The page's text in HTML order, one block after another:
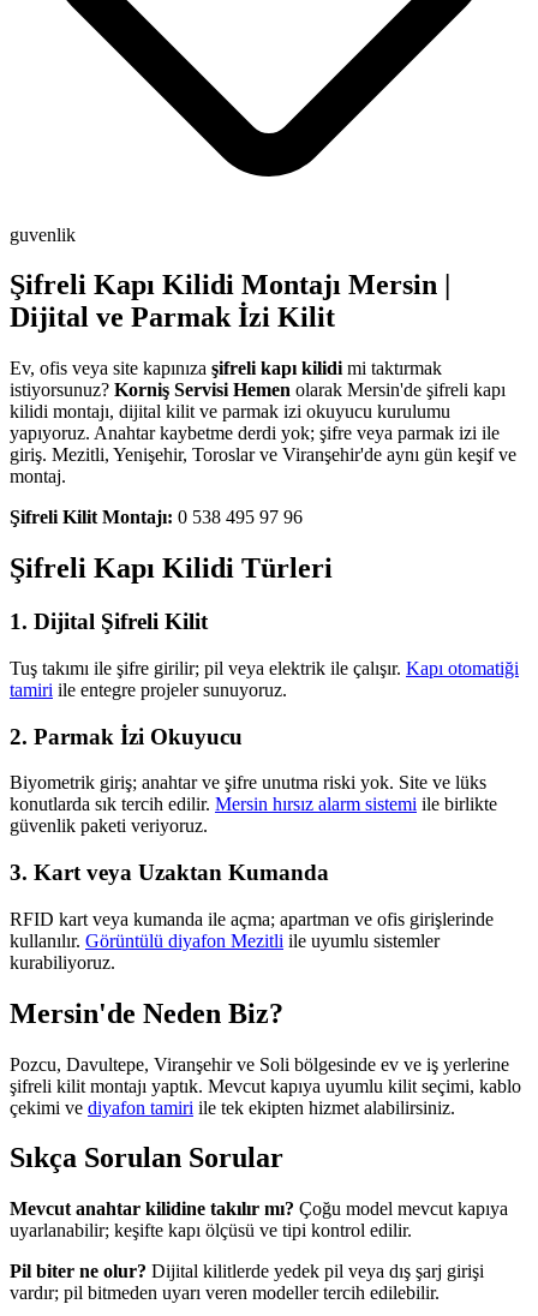
guvenlik
Şifreli Kapı Kilidi Montajı Mersin |
Dijital ve Parmak İzi Kilit
Ev, ofis veya site kapınıza şifreli kapı kilidi mi taktırmak
istiyorsunuz? Korniş Servisi Hemen olarak Mersin'de şifreli kapı
kilidi montajı, dijital kilit ve parmak izi okuyucu kurulumu
yapıyoruz. Anahtar kaybetme derdi yok; şifre veya parmak izi ile
giriş. Mezitli, Yenişehir, Toroslar ve Viranşehir'de aynı gün keşif ve
montaj.
Şifreli Kilit Montajı: 0 538 495 97 96
Şifreli Kapı Kilidi Türleri
1. Dijital Şifreli Kilit
Tuş takımı ile şifre girilir; pil veya elektrik ile çalışır. Kapı otomatiği
tamiri ile entegre projeler sunuyoruz.
2. Parmak İzi Okuyucu
Biyometrik giriş; anahtar ve şifre unutma riski yok. Site ve lüks
konutlarda sık tercih edilir. Mersin hırsız alarm sistemi ile birlikte
güvenlik paketi veriyoruz.
3. Kart veya Uzaktan Kumanda
RFID kart veya kumanda ile açma; apartman ve ofis girişlerinde
kullanılır. Görüntülü diyafon Mezitli ile uyumlu sistemler
kurabiliyoruz.
Mersin'de Neden Biz?
Pozcu, Davultepe, Viranşehir ve Soli bölgesinde ev ve iş yerlerine
şifreli kilit montajı yaptık. Mevcut kapıya uyumlu kilit seçimi, kablo
çekimi ve diyafon tamiri ile tek ekipten hizmet alabilirsiniz.
Sıkça Sorulan Sorular
Mevcut anahtar kilidine takılır mı? Çoğu model mevcut kapıya
uyarlanabilir; keşifte kapı ölçüsü ve tipi kontrol edilir.
Pil biter ne olur? Dijital kilitlerde yedek pil veya dış şarj girişi
vardır; pil bitmeden uyarı veren modeller tercih edilebilir.